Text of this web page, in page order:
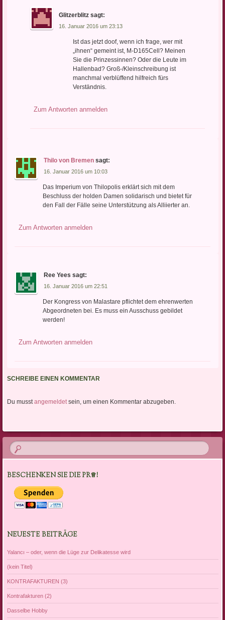
Glitzerblitz sagt:
16. Januar 2016 um 23:13
Ist das jetzt doof, wenn ich frage, wer mit
„ihnen“ gemeint ist, M-D165Cell? Meinen
Sie die Prinzessinnen? Oder die Leute im
Hallenbad? Groß-/Kleinschreibung ist
manchmal verblüffend hilfreich fürs
Verständnis.
Zum Antworten anmelden
Thilo von Bremen sagt:
16. Januar 2016 um 10:03
Das Imperium von Thilopolis erklärt sich mit dem
Beschluss der holden Damen solidarisch und bietet für
den Fall der Fälle seine Unterstützung als Alliierter an.
Zum Antworten anmelden
Ree Yees sagt:
16. Januar 2016 um 22:51
Der Kongress von Malastare pflichtet dem ehrenwerten
Abgeordneten bei. Es muss ein Ausschuss gebildet
werden!
Zum Antworten anmelden
SCHREIBE EINEN KOMMENTAR
Du musstangemeldetsein, um einen Kommentar abzugeben.
BESCHENKEN SIE DIE PR♕!
NEUESTE BEITRÄGE
Yalancı – oder, wenn die Lüge zur Delikatesse wird
(kein Titel)
KONTRAFAKTUREN (3)
Kontrafakturen (2)
Dasselbe Hobby